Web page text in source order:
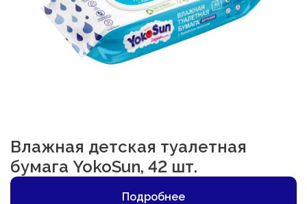
Влажная детская туалетная
бумага YokoSun, 42 шт.
Подробнее